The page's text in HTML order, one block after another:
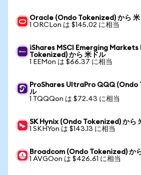
Oracle (Ondo Tokenized) から 米
1 ORCLon は $145.02 に相当
iShares MSCI Emerging Markets
Tokenized) から 米ドル
1 EEMon は $66.37 に相当
ProShares UltraPro QQQ (Ondo
ル
1 TQQQon は $72.43 に相当
SK Hynix (Ondo Tokenized) から
1 SKHYon は $143.13 に相当
Broadcom (Ondo Tokenized) か
1 AVGOon は $426.61 に相当